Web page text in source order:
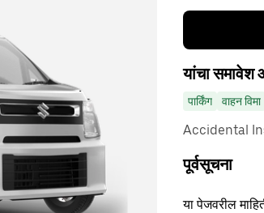
यांचा समावेश
पार्किंग वाहन विमा
Accidental
पूर्वसूचना
या पेजवरील